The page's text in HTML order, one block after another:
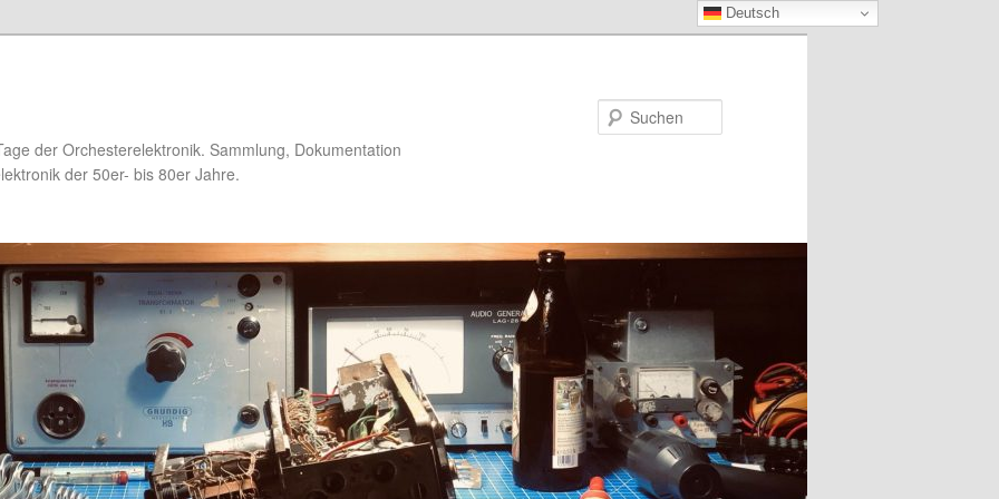
der Orchesterelektronik. Sammlung, Dokumentation
der 50er- bis 80er Jahre.
Deutsch